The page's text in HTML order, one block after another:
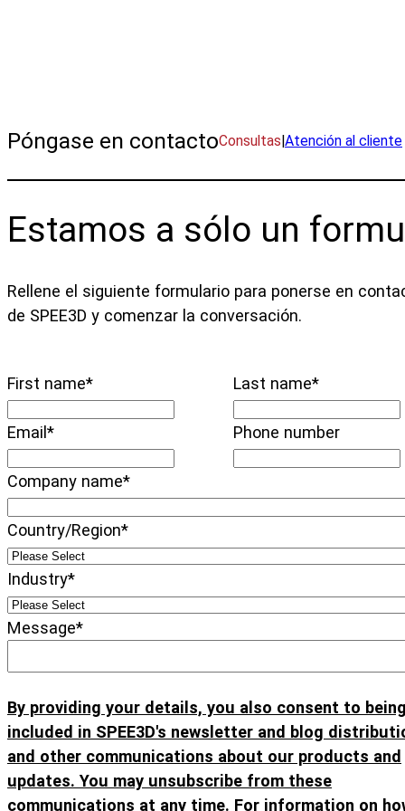
Póngase en contactoConsultas|Atención al cliente
Estamos a sólo un
Rellene el siguiente formulario para ponerse en
de SPEE3D y comenzar la conversación.
First name* Last name*
Email* Phone number
Company name*
Country/Region*
Industry*
Message*
By providing your details, you also consent to being
included in SPEE3D's newsletter and blog
and other communications about our products and
updates. You may unsubscribe from these
communications at any time. For information on